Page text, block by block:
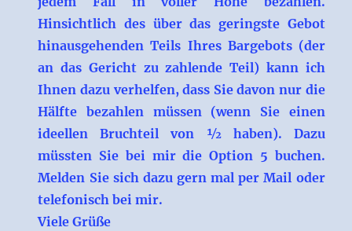
Hinsichtlich des über das geringste Gebot
hinausgehenden Teils Ihres Bargebots (der
an das Gericht zu zahlende Teil) kann ich
Ihnen dazu verhelfen, dass Sie davon nur die
Hälfte bezahlen müssen (wenn Sie einen
ideellen Bruchteil von ½ haben). Dazu
müssten Sie bei mir die Option 5 buchen.
Melden Sie sich dazu gern mal per Mail oder
telefonisch bei mir.
Viele Grüße